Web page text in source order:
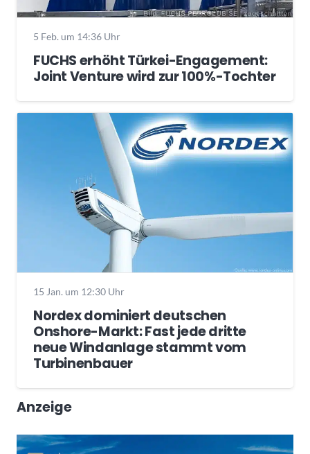
5 Feb. um 14:36 Uhr
FUCHS erhöht Türkei-Engagement:
Joint Venture wird zur 100%-Tochter
15 Jan. um 12:30 Uhr
Nordex dominiert deutschen
Onshore-Markt: Fast jede dritte
neue Windanlage stammt vom
Turbinenbauer
Anzeige